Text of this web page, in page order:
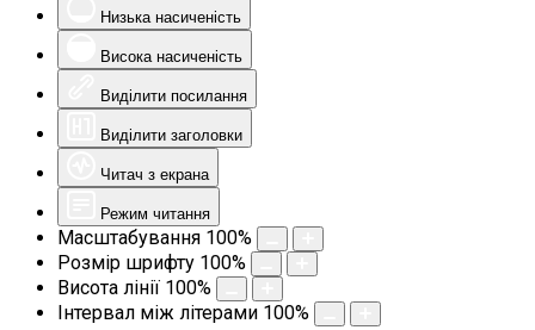
Низька насиченість
Висока насиченість
Виділити посилання
Виділити заголовки
Читач з екрана
Режим читання
Масштабування 100%
Розмір шрифту 100%
Висота лінії 100%
Інтервал між літерами 100%